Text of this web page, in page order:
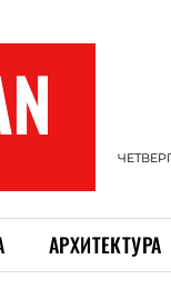
АРХИТЕКТУРА